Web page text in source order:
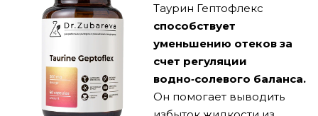
Таурин Гептофлекс
способствует
уменьшению отеков за
счет регуляции
водно‑солевого баланса.
Он помогает выводить